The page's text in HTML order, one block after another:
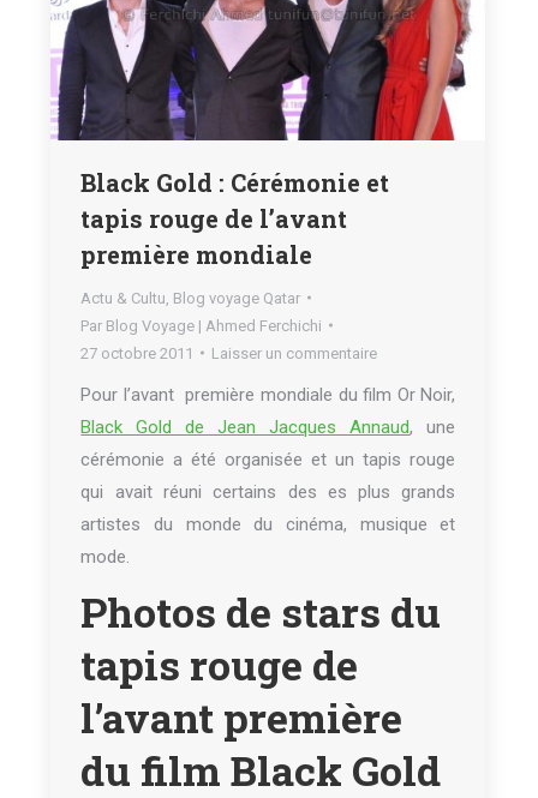
Black Gold : Cérémonie et
tapis rouge de l’avant
première mondiale
Actu & Cultu Blog voyage Qatar
Par Blog Voyage | Ahmed Ferchichi
27 octobre 2011
Laisser un commentaire
Pour l’avant première mondiale du film Or Noir,
Black Gold de Jean Jacques Annaud, une
cérémonie a été organisée et un tapis rouge
qui avait réuni certains des es plus grands
artistes du monde du cinéma, musique et
mode.
Photos de stars du
tapis rouge de
l’avant première
du film Black Gold